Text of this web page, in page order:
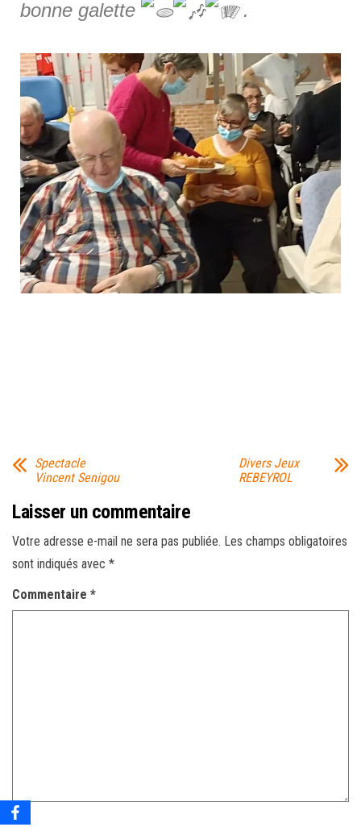
bonne galette
.
Spectacle
Vincent Senigou
Divers Jeux
REBEYROL
Laisser un commentaire
Votre adresse e-mail ne sera pas publiée. Les champs obligatoires
sont indiqués avec *
Commentaire *